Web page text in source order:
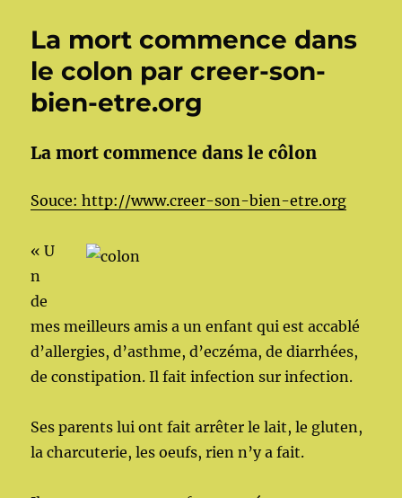
La mort commence dans
le colon par creer-son-
bien-etre.org
La mort commence dans le côlon
Souce: http://www.creer-son-bien-etre.org
« U
n
de
mes meilleurs amis a un enfant qui est accablé
d’allergies, d’asthme, d’eczéma, de diarrhées,
de constipation. Il fait infection sur infection.
Ses parents lui ont fait arrêter le lait, le gluten,
la charcuterie, les oeufs, rien n’y a fait.